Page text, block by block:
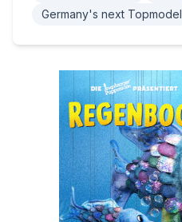
Germany's next Topmodel